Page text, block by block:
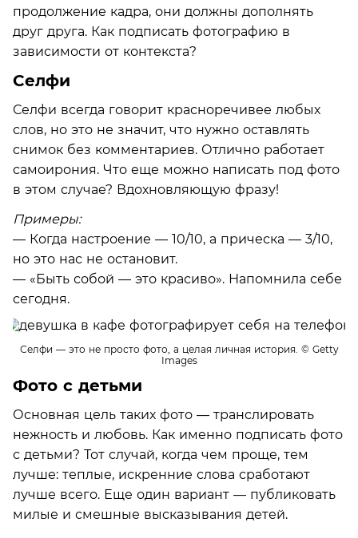
продолжение кадра, они должны дополнять
друг друга. Как подписать фотографию в
зависимости от контекста?
Селфи
Селфи всегда говорит красноречивее любых
слов, но это не значит, что нужно оставлять
снимок без комментариев. Отлично работает
самоирония. Что еще можно написать под фото
в этом случае? Вдохновляющую фразу!
Примеры:
— Когда настроение — 10/10, а прическа — 3/10,
но это нас не остановит.
— «Быть собой — это красиво». Напомнила себе
сегодня.
Селфи — это не просто фото, а целая личная история. © Getty
Images
Фото с детьми
Основная цель таких фото — транслировать
нежность и любовь. Как именно подписать фото
с детьми? Тот случай, когда чем проще, тем
лучше: теплые, искренние слова сработают
лучше всего. Еще один вариант — публиковать
милые и смешные высказывания детей.